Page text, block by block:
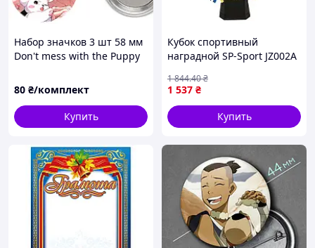
Набор значков 3 шт 58 мм
Don't mess with the Puppy
80 ₴/комплект
Купить
Кубок спортивный
наградной SP-Sport JZ002A
1 537 ₴
1 844.40₴
Купить